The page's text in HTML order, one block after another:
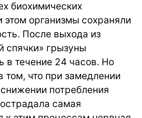
биохимических
этом организмы сохраняли
После выхода из
спячки» грызуны
в течение 24 часов. Но
том, что при замедлении
потребления
самая